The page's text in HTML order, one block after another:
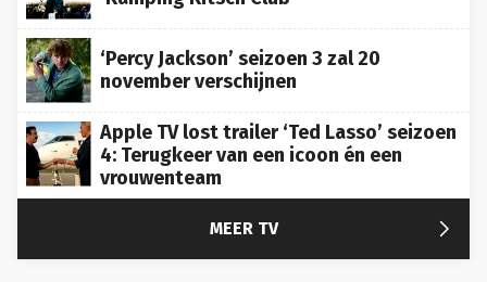
‘Percy Jackson’ seizoen 3 zal 20
november verschijnen
Apple TV lost trailer ‘Ted Lasso’ seizoen
4: Terugkeer van een icoon én een
vrouwenteam
MEER TV 